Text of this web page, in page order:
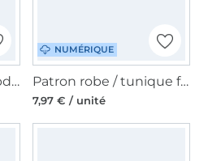
Patron robe femme pdf Margarida Erbsünde, en allemand
NUMÉRIQUE
Patron robe / tunique femme pdf Delicia Curvy Erbsünde, en allemand
7,97 € / unité